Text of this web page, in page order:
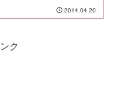
から、パパやママも頑張れ
そんな今日の塾弁はコレ
2014.04.20
ク